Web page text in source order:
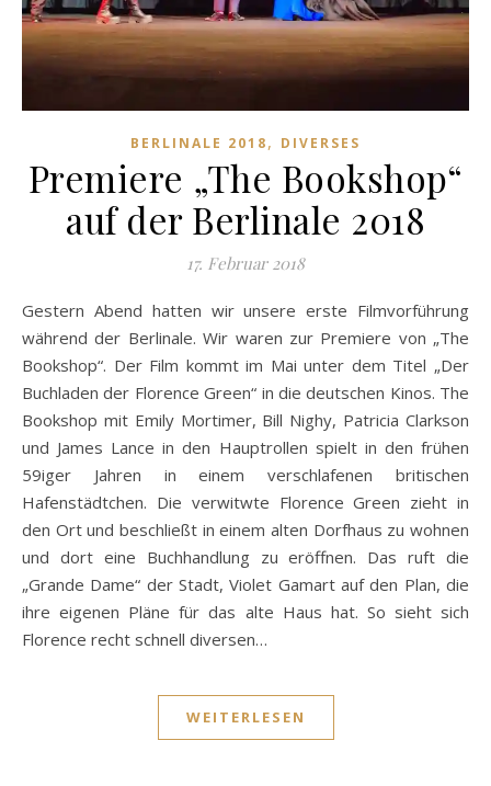
BERLINALE 2018, DIVERSES
Premiere „The Bookshop“
auf der Berlinale 2018
17. Februar 2018
Gestern Abend hatten wir unsere erste Filmvorführung
während der Berlinale. Wir waren zur Premiere von „The
Bookshop“. Der Film kommt im Mai unter dem Titel „Der
Buchladen der Florence Green“ in die deutschen Kinos. The
Bookshop mit Emily Mortimer, Bill Nighy, Patricia Clarkson
und James Lance in den Hauptrollen spielt in den frühen
59iger Jahren in einem verschlafenen britischen
Hafenstädtchen. Die verwitwte Florence Green zieht in
den Ort und beschließt in einem alten Dorfhaus zu wohnen
und dort eine Buchhandlung zu eröffnen. Das ruft die
„Grande Dame“ der Stadt, Violet Gamart auf den Plan, die
ihre eigenen Pläne für das alte Haus hat. So sieht sich
Florence recht schnell diversen…
WEITERLESEN